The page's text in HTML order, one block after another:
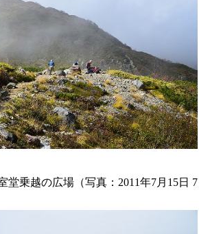
堂乗越の広場（写真：2011年7月15日 7